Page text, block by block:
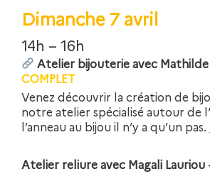
Dimanche 7 avril
14h – 16h
Atelier bijouterie avec
COMPLET
Venez découvrir la création de
notre atelier spécialisé autour de
l’anneau au bijou il n’y a qu’un pas.
Atelier reliure avec Magali Lauriou